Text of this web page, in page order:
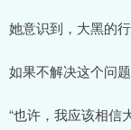
她意识到，大黑的
如果不解决这个问
“也许，我应该相信